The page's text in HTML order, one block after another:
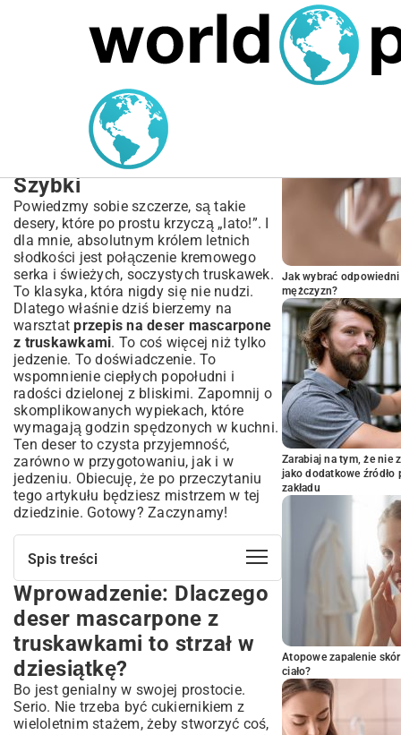
MARIUSZ ŁAMAGA 03.10.2025
Przepis na Deser
Mascarpone z
Truskawkami – Prosty i
Szybki
Powiedzmy sobie szczerze, są takie
desery, które po prostu krzyczą „lato!”. I
dla mnie, absolutnym królem letnich
słodkości jest połączenie kremowego
serka i świeżych, soczystych truskawek.
To klasyka, która nigdy się nie nudzi.
Dlatego właśnie dziś bierzemy na
warsztatprzepis na deser mascarpone
z truskawkami. To coś więcej niż tylko
jedzenie. To doświadczenie. To
wspomnienie ciepłych popołudni i
radości dzielonej z bliskimi. Zapomnij o
skomplikowanych wypiekach, które
wymagają godzin spędzonych w kuchni.
Ten deser to czysta przyjemność,
zarówno w przygotowaniu, jak i w
jedzeniu. Obiecuję, że po przeczytaniu
tego artykułu będziesz mistrzem w tej
dziedzinie. Gotowy? Zaczynamy!
Spis treści
Wprowadzenie: Dlaczego deser
mascarpone z truskawkami to strzał w
dziesiątkę?
Niezbędne składniki na perfekcyjny
deser mascarpone z truskawkami
Sekrety wyboru najlepszego serka
mascarpone
Jakie truskawki wybrać do deseru –
Wprowadzenie: Dlaczego
deser mascarpone z
truskawkami to strzał w
dziesiątkę?
Bo jest genialny w swojej prostocie.
Serio. Nie trzeba być cukiernikiem z
wieloletnim stażem, żeby stworzyć coś,
Jak wybrać
mężczyzn?
Zarabiaj na tym, że nie
jako dodatkowe
zakładu
Atopowe zapalenie
ciało?